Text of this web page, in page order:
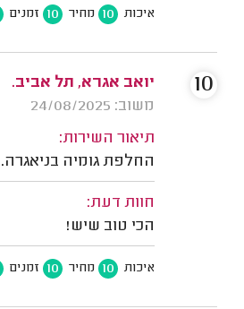
איכות 10 מחיר 10 זמנים
יואב אגרא, תל אביב.
משוב: 24/08/2025
תיאור השירות:
החלפת גומיה בניאגרה.
חוות דעת:
הכי טוב שיש!
איכות 10 מחיר 10 זמנים
10